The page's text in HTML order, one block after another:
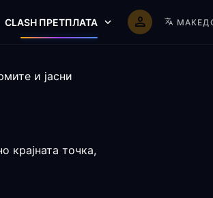
CLASH ПРЕТПЛАТА
и јасни
крајната точка,